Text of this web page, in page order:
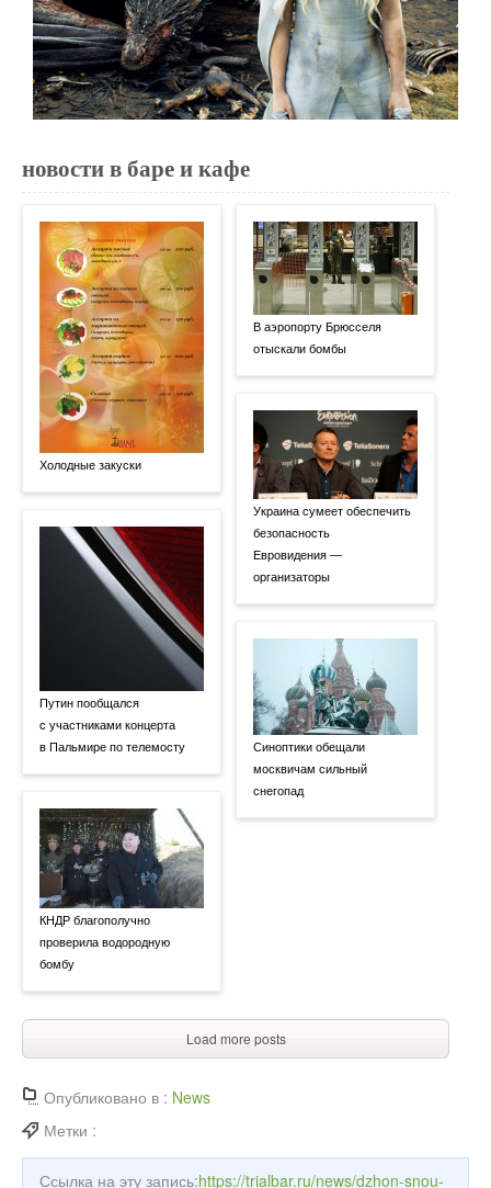
новости в баре и кафе
Холодные закуски
Путин пообщался
с участниками концерта
в Пальмире по телемосту
КНДР благополучно
проверила водородную
бомбу
В аэропорту Брюсселя
отыскали бомбы
Украина сумеет обеспечить
безопасность
Евровидения —
организаторы
Синоптики обещали
москвичам сильный
снегопад
Load more posts
Опубликовано в : News
Метки :
Ссылка на эту запись:https://trialbar.ru/news/dzhon-snou-